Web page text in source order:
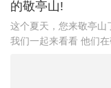
的敬亭山!
这个夏天，您来敬亭山
我们一起来看看 他们在